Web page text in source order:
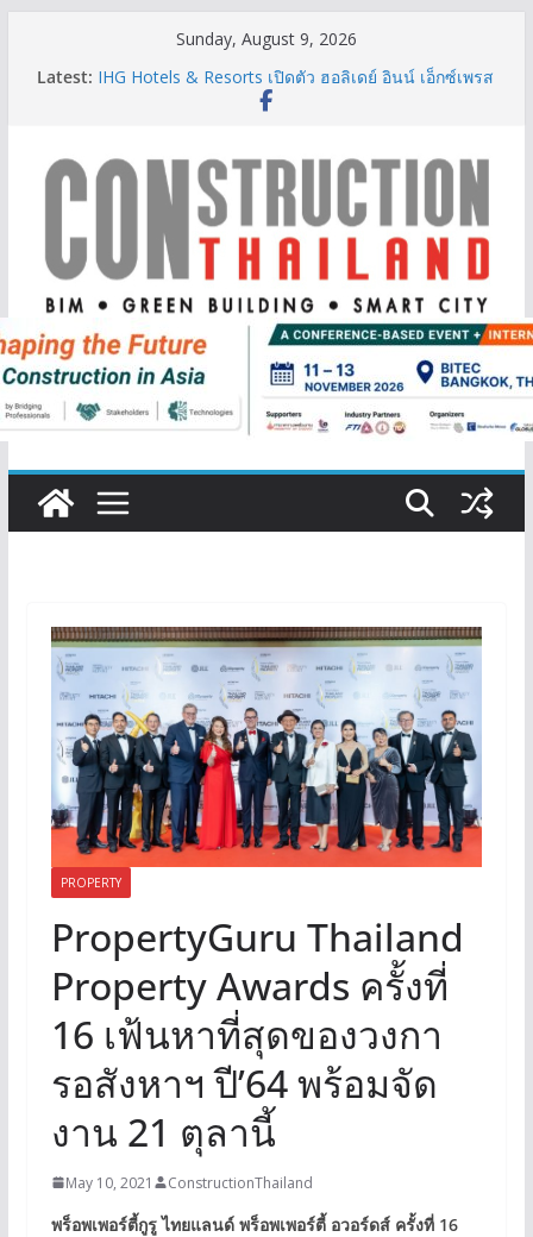
Sunday, August 9, 2026
Latest: IHG Hotels & Resorts เปิดตัว ฮอลิเดย์ อินน์ เอ็กซ์เพรส
อ่าวนางแห่งแรกในกระบี่
รับมือแผ่นดินไหว
TITLE เผยรายได้ครึ่งปีแรก’69 มากกว่า 2,000 ล้านบาท
เติบโต 377% ชี้ดีมานด์ภูเก็ตยังแกร่ง
BCT Expo 2026 ชูแนวคิด “Empowering Net Zero in
Construction & Mining” ขับเคลื่อนอุตสาหกรรม
ลลิล พร็อพเพอร์ตี้ ก้าวสู่ปีที่ 40 ยึดลูกค้าเป็นศูนย์กลาง
เดินหน้าสร้างการเติบโตอย่างยั่งยืน
PROPERTY
PropertyGuru Thailand
Property Awards ครั้งที่
16 เฟ้นหาที่สุดของวงกา
รอสังหาฯ ปี’64 พร้อมจัด
งาน 21 ตุลานี้
May 10, 2021 ConstructionThailand
พร็อพเพอร์ตี้กูรู ไทยแลนด์ พร็อพเพอร์ตี้ อวอร์ดส์ ครั้งที่ 16